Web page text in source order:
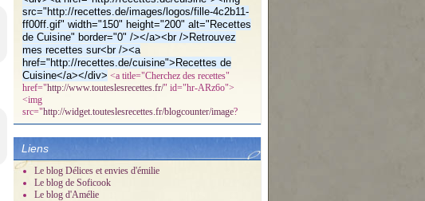
src="http://recettes.de/images/logos/fille-4c2b11-
ff00ff.gif" width="150" height="200" alt="Recettes
de Cuisine" border="0" /></a><br />Retrouvez
mes recettes sur<br /><a
href="http://recettes.de/cuisine">Recettes de
Cuisine</a></div> <a title="Cherchez des recettes"
href="http://www.touteslesrecettes.fr/" id="hr-ARz6o">
<img
src="http://widget.touteslesrecettes.fr/blogcounter/image?
Liens
Le blog Délices et envies d'émilie
Le blog de Soficook
Le blog d'Amélie